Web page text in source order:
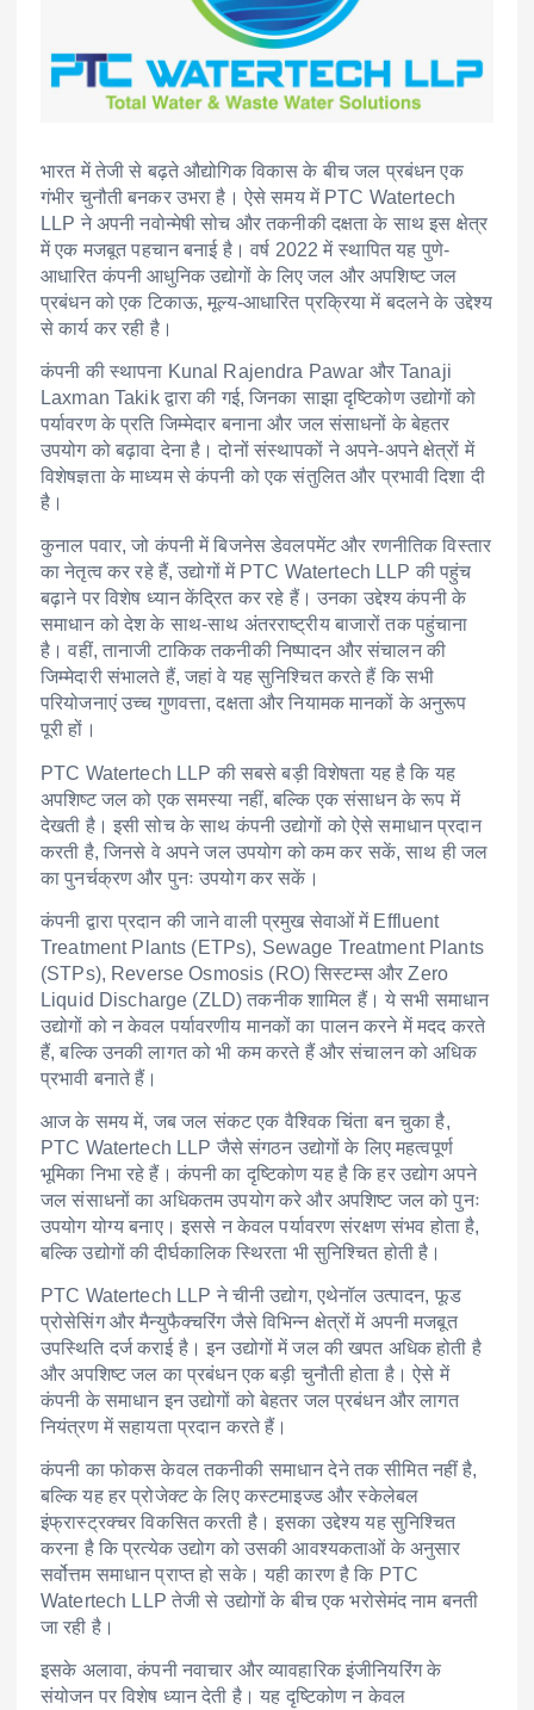
भारत में तेजी से बढ़ते औद्योगिक विकास के बीच जल प्रबंधन एक
गंभीर चुनौती बनकर उभरा है। ऐसे समय में PTC Watertech
LLP ने अपनी नवोन्मेषी सोच और तकनीकी दक्षता के साथ इस क्षेत्र
में एक मजबूत पहचान बनाई है। वर्ष 2022 में स्थापित यह पुणे-
आधारित कंपनी आधुनिक उद्योगों के लिए जल और अपशिष्ट जल
प्रबंधन को एक टिकाऊ, मूल्य-आधारित प्रक्रिया में बदलने के उद्देश्य
से कार्य कर रही है।
कंपनी की स्थापना Kunal Rajendra Pawar और Tanaji
Laxman Takikद्वारा की गई, जिनका साझा दृष्टिकोण उद्योगों को
पर्यावरण के प्रति जिम्मेदार बनाना और जल संसाधनों के बेहतर
उपयोग को बढ़ावा देना है। दोनों संस्थापकों ने अपने-अपने क्षेत्रों में
विशेषज्ञता के माध्यम से कंपनी को एक संतुलित और प्रभावी दिशा दी
है।
कुनाल पवार, जो कंपनी में बिजनेस डेवलपमेंट और रणनीतिक विस्तार
का नेतृत्व कर रहे हैं, उद्योगों में PTC Watertech LLP की पहुंच
बढ़ाने पर विशेष ध्यान केंद्रित कर रहे हैं। उनका उद्देश्य कंपनी के
समाधान को देश के साथ-साथ अंतरराष्ट्रीय बाजारों तक पहुंचाना
है। वहीं, तानाजी टाकिक तकनीकी निष्पादन और संचालन की
जिम्मेदारी संभालते हैं, जहां वे यह सुनिश्चित करते हैं कि सभी
परियोजनाएं उच्च गुणवत्ता, दक्षता और नियामक मानकों के अनुरूप
पूरी हों।
PTC Watertech LLP की सबसे बड़ी विशेषता यह है कि यह
अपशिष्ट जल को एक समस्या नहीं, बल्कि एक संसाधन के रूप में
देखती है। इसी सोच के साथ कंपनी उद्योगों को ऐसे समाधान प्रदान
करती है, जिनसे वे अपने जल उपयोग को कम कर सकें, साथ ही जल
का पुनर्चक्रण और पुनः उपयोग कर सकें।
कंपनी द्वारा प्रदान की जाने वाली प्रमुख सेवाओं में Effluent
Treatment Plants (ETPs), Sewage Treatment Plants
(STPs), Reverse Osmosis (RO) सिस्टम्स और Zero
Liquid Discharge (ZLD) तकनीक शामिल हैं। ये सभी समाधान
उद्योगों को न केवल पर्यावरणीय मानकों का पालन करने में मदद करते
हैं, बल्कि उनकी लागत को भी कम करते हैं और संचालन को अधिक
प्रभावी बनाते हैं।
आज के समय में, जब जल संकट एक वैश्विक चिंता बन चुका है,
PTC Watertech LLP जैसे संगठन उद्योगों के लिए महत्वपूर्ण
भूमिका निभा रहे हैं। कंपनी का दृष्टिकोण यह है कि हर उद्योग अपने
जल संसाधनों का अधिकतम उपयोग करे और अपशिष्ट जल को पुनः
उपयोग योग्य बनाए। इससे न केवल पर्यावरण संरक्षण संभव होता है,
बल्कि उद्योगों की दीर्घकालिक स्थिरता भी सुनिश्चित होती है।
PTC Watertech LLP ने चीनी उद्योग, एथेनॉल उत्पादन, फूड
प्रोसेसिंग और मैन्युफैक्चरिंग जैसे विभिन्न क्षेत्रों में अपनी मजबूत
उपस्थिति दर्ज कराई है। इन उद्योगों में जल की खपत अधिक होती है
और अपशिष्ट जल का प्रबंधन एक बड़ी चुनौती होता है। ऐसे में
कंपनी के समाधान इन उद्योगों को बेहतर जल प्रबंधन और लागत
नियंत्रण में सहायता प्रदान करते हैं।
कंपनी का फोकस केवल तकनीकी समाधान देने तक सीमित नहीं है,
बल्कि यह हर प्रोजेक्ट के लिए कस्टमाइज्ड और स्केलेबल
इंफ्रास्ट्रक्चर विकसित करती है। इसका उद्देश्य यह सुनिश्चित
करना है कि प्रत्येक उद्योग को उसकी आवश्यकताओं के अनुसार
सर्वोत्तम समाधान प्राप्त हो सके। यही कारण है कि PTC
Watertech LLP तेजी से उद्योगों के बीच एक भरोसेमंद नाम बनती
जा रही है।
इसके अलावा, कंपनी नवाचार और व्यावहारिक इंजीनियरिंग के
संयोजन पर विशेष ध्यान देती है। यह दृष्टिकोण न केवल